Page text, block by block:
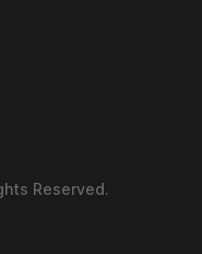
Reserved.